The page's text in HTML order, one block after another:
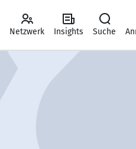
Netzwerk Insights Suche